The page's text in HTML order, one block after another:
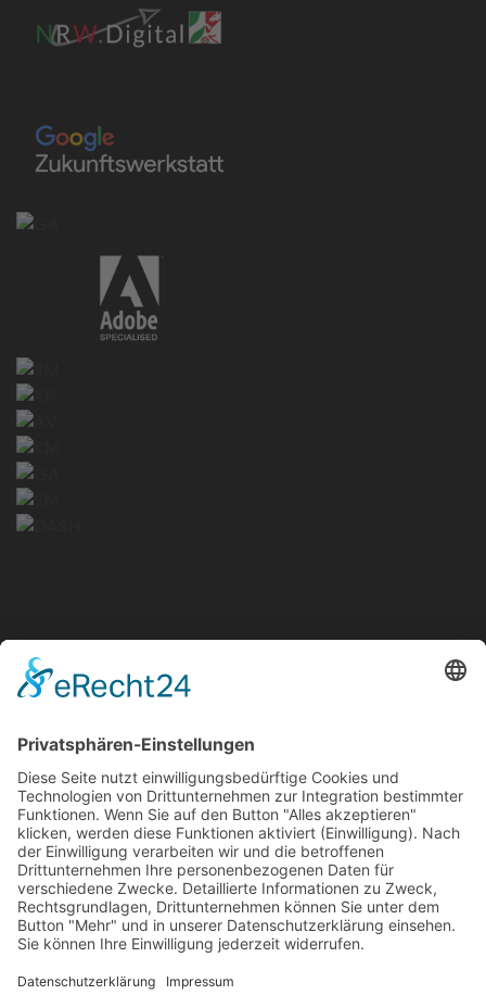
Velsenstraße 7, 46240 Bottrop
(Termine nach Vereinbarung)
So erreichen Sie Uns
+49-163-173-193-4
+49-2041-3087820
Sicherheitsinformationen